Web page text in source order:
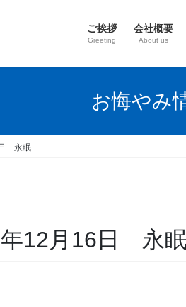
ご挨拶
Greeting
会社概要
About us
お悔やみ
永眠
12月16日 永眠